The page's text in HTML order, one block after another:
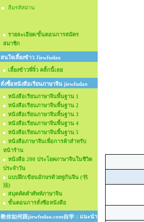
ลืมรหัสผ่าน
รายละเอียด/ขั้นตอนการสมัคร
สมาชิก
สนใจเลี้ยงข้าว Jiewfudao
เลี้ยงข้าวพี่จิ๋ว คลิ้กนี้เลย
สั่งซื้อหนังสือเรียนภาษาจีน jiewfudao
หนังสือเรียนภาษาจีนพื้นฐาน 1
หนังสือเรียนภาษาจีนพื้นฐาน 2
หนังสือเรียนภาษาจีนพื้นฐาน 3
หนังสือเรียนภาษาจีนพื้นฐาน 4
หนังสือเรียนภาษาจีนพื้นฐาน 5
หนังสือภาษาจีนเพื่อการค้าสำหรับ
หน้าร้าน
หนังสือ 200 ประโยคภาษาจีนในชีวิต
ประจำวัน
แบบฝึกเขียนอักษรด้วยพู่กันจีน (书
法)
สมุดคัดคำศัพท์ภาษาจีน
ขั้นตอนการสั่งซือหนังสือ
教你如何跟jiewfudao.com自学：แนะนำ